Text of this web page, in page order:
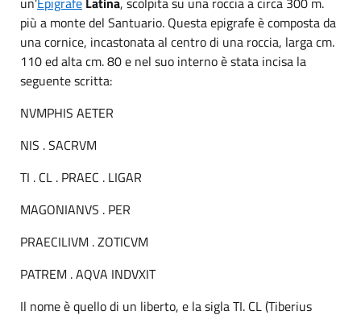
più a monte del Santuario. Questa epigrafe è composta da
una cornice, incastonata al centro di una roccia, larga cm.
110 ed alta cm. 80 e nel suo interno è stata incisa la
seguente scritta:
NVMPHIS AETER
NIS . SACRVM
TI . CL . PRAEC . LIGAR
MAGONIANVS . PER
PRAECILIVM . ZOTICVM
PATREM . AQVA INDVXIT
Il nome è quello di un liberto, e la sigla TI. CL (Tiberius